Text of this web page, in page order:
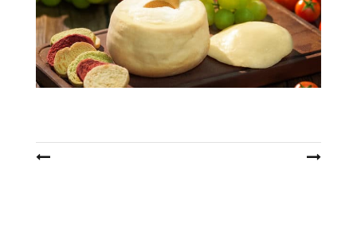
navigation